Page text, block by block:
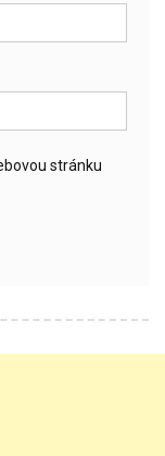
stránku